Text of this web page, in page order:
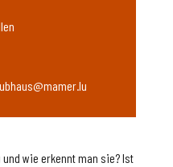
wie erkennt man sie? Ist